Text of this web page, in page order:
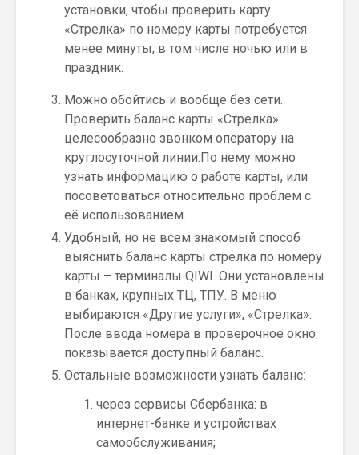
установки, чтобы проверить карту
«Стрелка» по номеру карты потребуется
менее минуты, в том числе ночью или в
праздник.
Можно обойтись и вообще без сети.
Проверить баланс карты «Стрелка»
целесообразно звонком оператору на
круглосуточной линии.По нему можно
узнать информацию о работе карты, или
посоветоваться относительно проблем с
её использованием.
Удобный, но не всем знакомый способ
выяснить баланс карты стрелка по номеру
карты – терминалы QIWI. Они установлены
в банках, крупных ТЦ, ТПУ. В меню
выбираются «Другие услуги», «Стрелка».
После ввода номера в проверочное окно
показывается доступный баланс.
Остальные возможности узнать баланс:
через сервисы Сбербанка: в
интернет-банке и устройствах
самообслуживания;